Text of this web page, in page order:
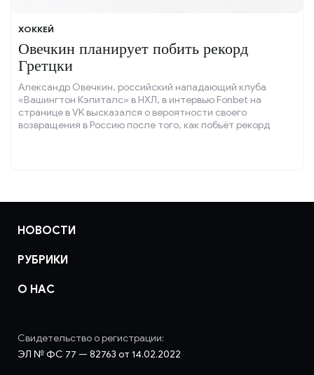
ХОККЕЙ
Овечкин планирует побить рекорд
Гретцки
Александр Овечкин, российский нападающий клуба
«Вашингтон Кэпиталс» в НХЛ, в интервью Fonbet на
странице в VK высказался о вероятности своего
возвращения в Россию после того, как побьёт рекорд
НОВОСТИ
РУБРИКИ
О НАС
Свидетельство о регистрации:
ЭЛ № ФС 77 — 82763 от 14.02.2022